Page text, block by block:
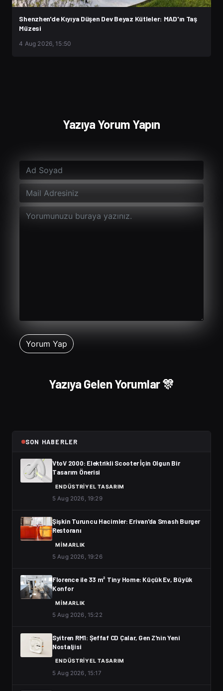
Shenzhen'de Kıyıya Düşen Dev Beyaz Kütleler: MAD'ın Taş
Müzesi
4 Aug 2026, 15:50
Yazıya Yorum Yapın
Yazıya Gelen Yorumlar 🎊
SON HABERLER
VtoV 2000: Elektrikli Scooter İçin Olgun Bir
Tasarım Önerisi
ENDÜSTRIYEL TASARIM
5 Aug 2026, 19:29
Şişkin Turuncu Hacimler: Erivan'da Smash Burger
Restoranı
MIMARLIK
5 Aug 2026, 19:26
Florence ile 33 m² Tiny Home: Küçük Ev, Büyük
Konfor
MIMARLIK
5 Aug 2026, 15:22
Syitren RM1: Şeffaf CD Çalar, Gen Z'nin Yeni
Nostaljisi
ENDÜSTRIYEL TASARIM
5 Aug 2026, 15:17